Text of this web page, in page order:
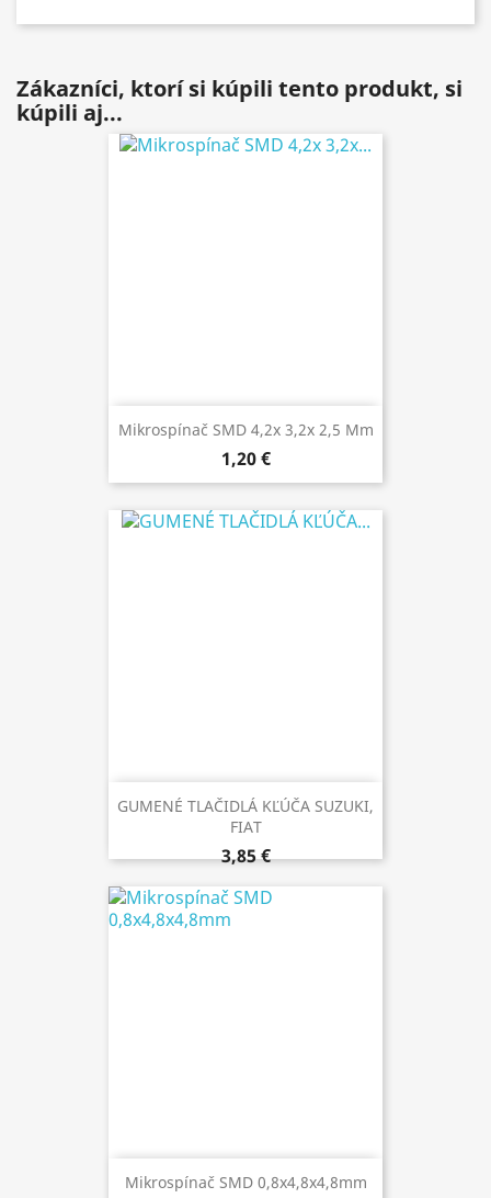
Zákazníci, ktorí si kúpili tento produkt, si
kúpili aj...
Mikrospínač SMD 4,2x 3,2x 2,5 Mm
1,20 €
GUMENÉ TLAČIDLÁ KĽÚČA SUZUKI,
FIAT
3,85 €
Mikrospínač SMD 0,8x4,8x4,8mm